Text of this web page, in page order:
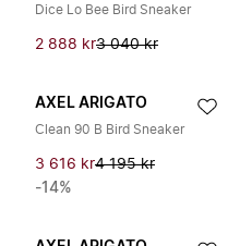
Dice Lo Bee Bird Sneaker
2 888 kr3 040 kr
AXEL ARIGATO
Clean 90 B Bird Sneaker
3 616 kr4 195 kr
-14%